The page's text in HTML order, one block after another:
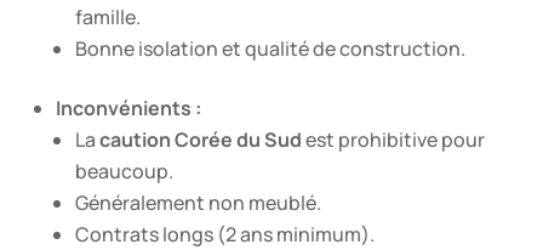
famille.
Bonne isolation et qualité de construction.
Inconvénients :
Lacaution Corée du Sudest prohibitive pour
beaucoup.
Généralement non meublé.
Contrats longs (2 ans minimum).